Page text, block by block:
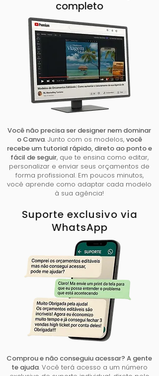
completo
Você não precisa ser designer nem dominar
o Canva. Junto com os modelos, você
recebe um tutorial rápido, direto ao ponto e
fácil de seguir, que te ensina como editar,
personalizar e enviar seus orçamentos de
forma profissional. Em poucos minutos,
você aprende como adaptar cada modelo
à sua agência!
Suporte exclusivo via
WhatsApp
Comprou e não conseguiu acessar? A gente
te ajuda. Você terá acesso a um número